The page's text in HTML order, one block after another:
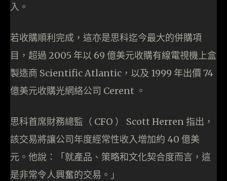
入。
若收購順利完成，這亦是思科迄今最大的併購項
目，超過 2005 年以 69 億美元收購有線電視機上盒
製造商 Scientific Atlantic，以及 1999 年出價 74
億美元收購光網絡公司 Cerent 。
思科首席財務總監（ CFO ） Scott Herren 指出，
該交易將讓公司年度經常性收入增加約 40 億美
元。他說：「就產品、策略和文化契合度而言，這
是非常令人興奮的交易。」